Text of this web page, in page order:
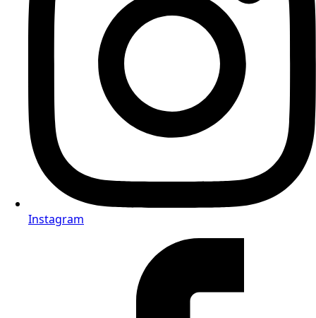
Instagram